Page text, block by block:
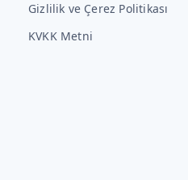
Gizlilik ve Çerez Politikası
KVKK Metni